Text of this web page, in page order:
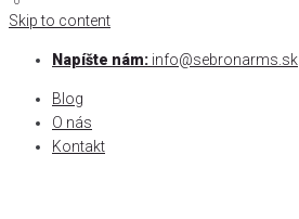
Skip to content
Napíšte nám: info@sebronarms.sk
Blog
O nás
Kontakt